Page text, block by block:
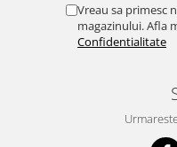
Vreau sa primesc
magazinului. Afla
Confidentialitate